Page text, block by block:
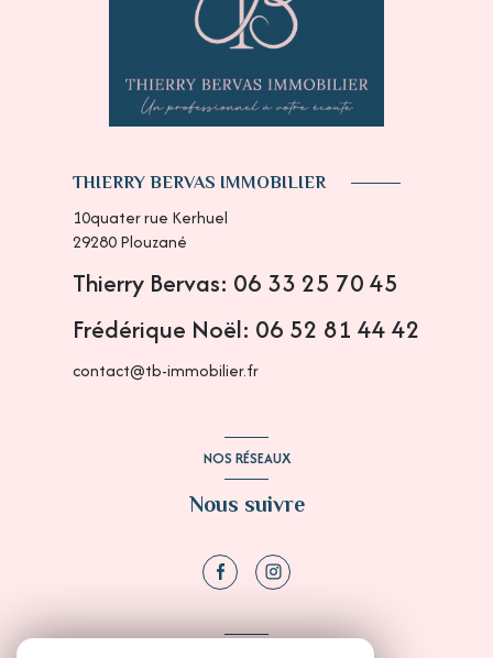
THIERRY BERVAS IMMOBILIER
10quater rue Kerhuel
29280Plouzané
Thierry Bervas: 06 33 25 70 45
Frédérique Noël: 06 52 81 44 42
contact@tb-immobilier.fr
NOS RÉSEAUX
Nous suivre